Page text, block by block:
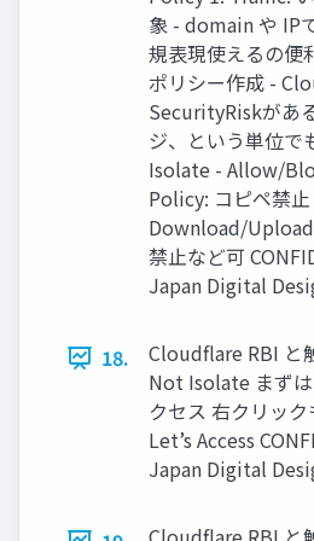
象 - domain や IP
規表現使えるの便
ポリシー作成 -
SecurityRiskがあ
ジ、という単位で
Isolate - Allow/
Policy: コピペ禁
Download/
禁止など可
Japan Digital
18.
Cloudflare RBI と
Not Isolate まず
クセス 右クリッ
Let’s Access
Japan Digital